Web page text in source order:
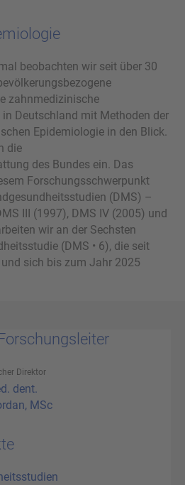
beobachten wir seit über 30
zahnmedizinische
Deutschland mit Methoden der
Epidemiologie in den Blick.
die
des Bundes ein. Das
Forschungsschwerpunkt
(DMS) –
III (1997), DMS IV (2005) und
wir an der Sechsten
(DMS • 6), die seit
sich bis zum Jahr 2025
Direktor
dent.
MSc